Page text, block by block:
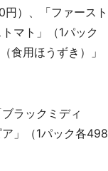
）、「ファースト
マト」（1パック
食用ほうずき）」
ラックミディ
」（1パック各498